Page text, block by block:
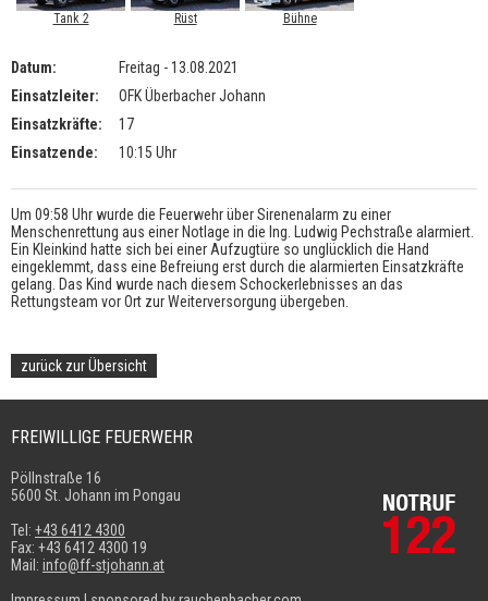
Tank 2 Rüst Bühne
Datum:
Freitag - 13.08.2021
Einsatzleiter:
OFK Überbacher Johann
Einsatzkräfte:
17
Einsatzende:
10:15 Uhr
Um 09:58 Uhr wurde die Feuerwehr über Sirenenalarm zu einer
Menschenrettung aus einer Notlage in die Ing. Ludwig Pechstraße alarmiert.
Ein Kleinkind hatte sich bei einer Aufzugtüre so unglücklich die Hand
eingeklemmt, dass eine Befreiung erst durch die alarmierten Einsatzkräfte
gelang. Das Kind wurde nach diesem Schockerlebnisses an das
Rettungsteam vor Ort zur Weiterversorgung übergeben.
zurück zur Übersicht
FREIWILLIGE FEUERWEHR
Pöllnstraße 16
5600 St. Johann im Pongau
Tel: +43 6412 4300
Fax: +43 6412 4300 19
Mail: info@ff-stjohann.at